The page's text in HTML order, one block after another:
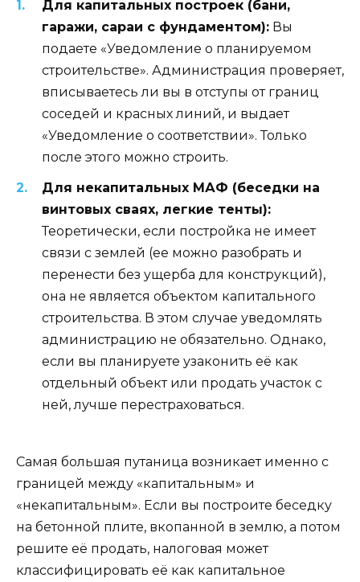
Для капитальных построек (бани,
гаражи, сараи с фундаментом): Вы
подаете «Уведомление о планируемом
строительстве». Администрация проверяет,
вписываетесь ли вы в отступы от границ
соседей и красных линий, и выдает
«Уведомление о соответствии». Только
после этого можно строить.
Для некапитальных МАФ (беседки на
винтовых сваях, легкие тенты):
Теоретически, если постройка не имеет
связи с землей (ее можно разобрать и
перенести без ущерба для конструкций),
она не является объектом капитального
строительства. В этом случае уведомлять
администрацию не обязательно. Однако,
если вы планируете узаконить её как
отдельный объект или продать участок с
ней, лучше перестраховаться.
Самая большая путаница возникает именно с
границей между «капитальным» и
«некапитальным». Если вы построите беседку
на бетонной плите, вкопанной в землю, а потом
решите её продать, налоговая может
классифицировать её как капитальное